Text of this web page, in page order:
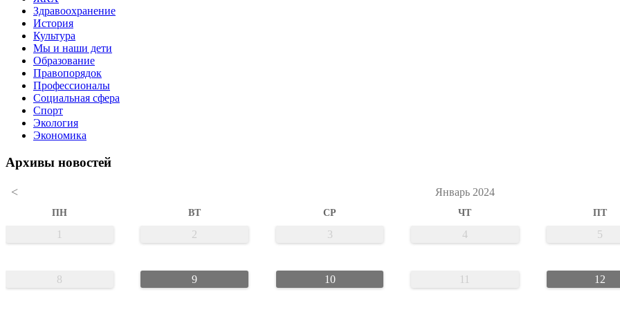
Здравоохранение
История
Культура
Мы и наши дети
Образование
Правопорядок
Профессионалы
Социальная сфера
Спорт
Экология
Экономика
Архивы новостей
< Январь 2024
ПН ВТ СР ЧТ ПТ
1 2 3 4 5
8 9 10 11 12